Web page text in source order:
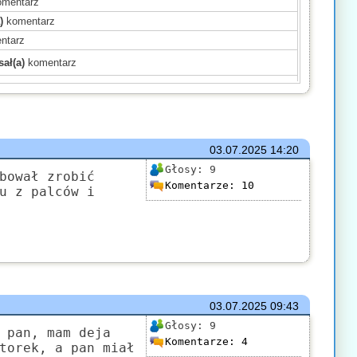
komentarz
komentarz
komentarz
03.07.202514:20
Głosy: 9
Komentarze: 10
zrobić
z palców i
03.07.202509:43
Głosy: 9
Komentarze: 4
mam deja
a pan miał